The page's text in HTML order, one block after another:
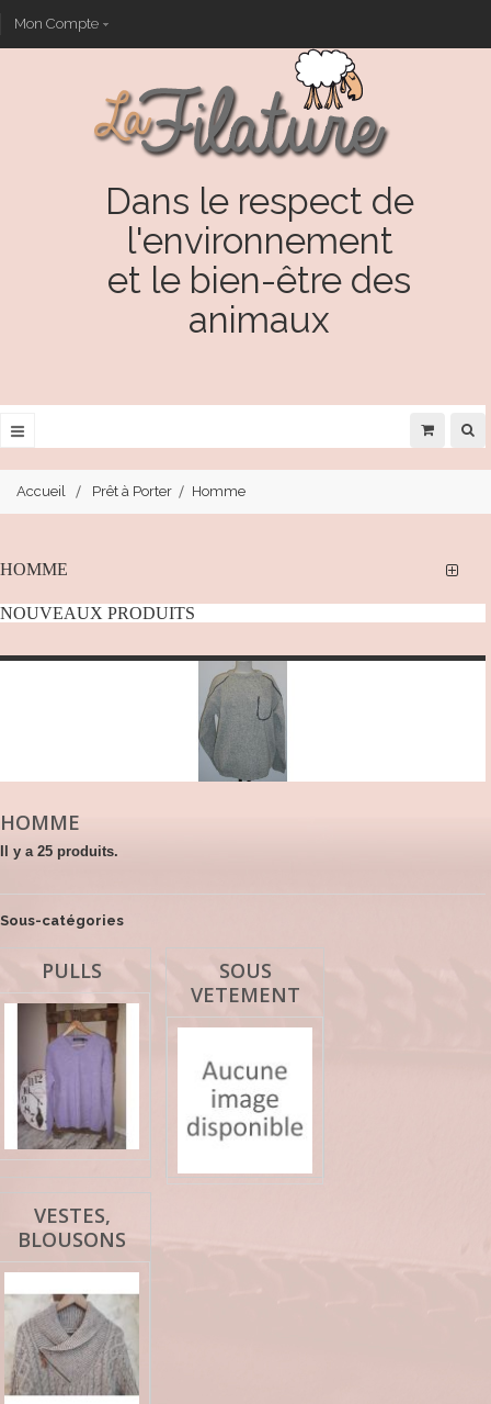
Mon Compte
Dans le respect de
l'environnement
et le bien-être des
animaux
Accueil Prêt à Porter Homme
HOMME
NOUVEAUX PRODUITS
HOMME
Il y a 25 produits.
Sous-catégories
PULLS
SOUS
VETEMENT
VESTES,
BLOUSONS